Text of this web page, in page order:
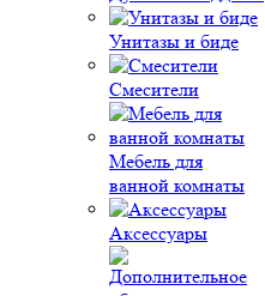
Унитазы и биде
Смесители
Мебель для
ванной комнаты
Аксессуары